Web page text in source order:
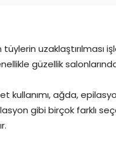
uzaklaştırılması
güzellik
ağda,
gibi birçok farklı